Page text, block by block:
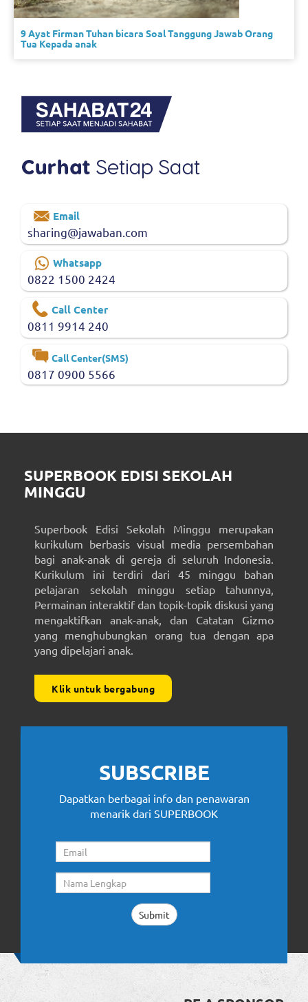
9 Ayat Firman Tuhan bicara Soal Tanggung Jawab Orang
Tua Kepada anak
Email
sharing@jawaban.com
Whatsapp
0822 1500 2424
Call Center
0811 9914 240
Call Center(SMS)
0817 0900 5566
SUPERBOOK EDISI SEKOLAH
MINGGU
Superbook Edisi Sekolah Minggu merupakan
kurikulum berbasis visual media persembahan
bagi anak-anak di gereja di seluruh Indonesia.
Kurikulum ini terdiri dari 45 minggu bahan
pelajaran sekolah minggu setiap tahunnya,
Permainan interaktif dan topik-topik diskusi yang
mengaktifkan anak-anak, dan Catatan Gizmo
yang menghubungkan orang tua dengan apa
yang dipelajari anak.
Klik untuk bergabung
SUBSCRIBE
Dapatkan berbagai info dan penawaran
menarik dari SUPERBOOK